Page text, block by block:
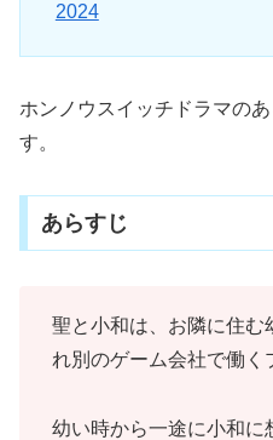
2024
ホンノウスイッチドラマの
す。
あらすじ
聖と小和は、お隣に住む
れ別のゲーム会社で働く
幼い時から一途に小和に